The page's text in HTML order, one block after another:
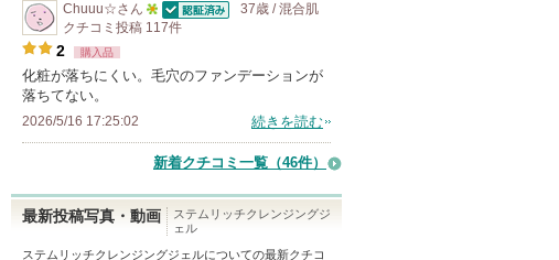
Chuuu☆さん
5
以
メ
バ
認証済
37歳 / 混合肌
クチコミ投稿 117件
2 購入品
化粧が落ちにくい。毛穴のファンデーションが
落ちてない。
2026/5/16 17:25:02 続きを読む
新着クチコミ一覧 （46件）
最新投稿写真・動画
ステムリッチクレンジングジ
ェル
ステムリッチクレンジングジェルについての最新クチコ